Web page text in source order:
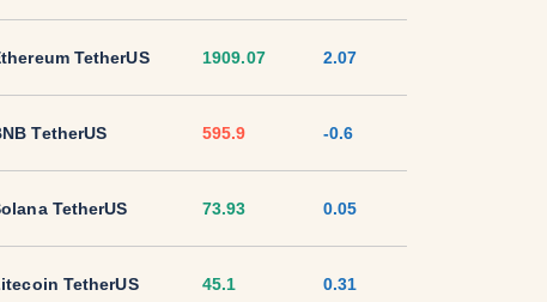
TetherUS 1909.07 2.07
TetherUS 595.9 -0.6
TetherUS 73.93 0.05
TetherUS 45.1 0.31